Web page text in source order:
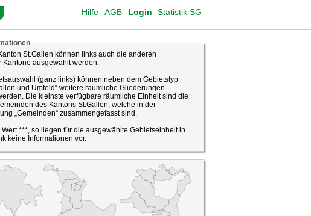
Login Statistik SG
AGB
Hilfe
St.Gallen können links auch die anderen
Kantone ausgewählt werden.
(ganz links) können neben dem Gebietstyp
und Umfeld“ weitere räumliche Gliederungen
Die kleinste verfügbare räumliche Einheit sind die
des Kantons St.Gallen, welche in der
„Gemeinden“ zusammengefasst sind.
Wert ***, so liegen für die ausgewählte Gebietseinheit in
keine Informationen vor.